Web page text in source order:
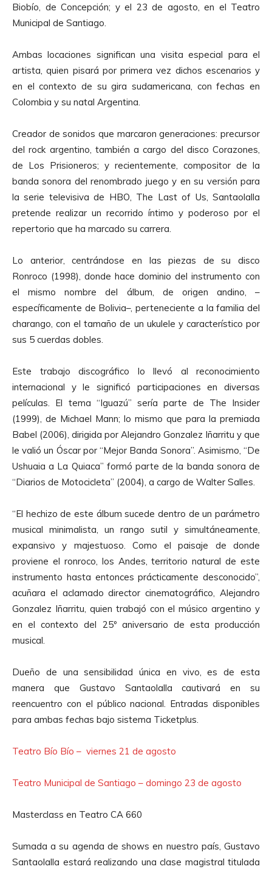
Biobío, de Concepción; y el 23 de agosto, en el Teatro
Municipal de Santiago.
Ambas locaciones significan una visita especial para el
artista, quien pisará por primera vez dichos escenarios y
en el contexto de su gira sudamericana, con fechas en
Colombia y su natal Argentina.
Creador de sonidos que marcaron generaciones: precursor
del rock argentino, también a cargo del disco Corazones,
de Los Prisioneros; y recientemente, compositor de la
banda sonora del renombrado juego y en su versión para
la serie televisiva de HBO, The Last of Us, Santaolalla
pretende realizar un recorrido íntimo y poderoso por el
repertorio que ha marcado su carrera.
Lo anterior, centrándose en las piezas de su disco
Ronroco (1998), donde hace dominio del instrumento con
el mismo nombre del álbum, de origen andino, –
específicamente de Bolivia–, perteneciente a la familia del
charango, con el tamaño de un ukulele y característico por
sus 5 cuerdas dobles.
Este trabajo discográfico lo llevó al reconocimiento
internacional y le significó participaciones en diversas
películas. El tema “Iguazú” sería parte de The Insider
(1999), de Michael Mann; lo mismo que para la premiada
Babel (2006), dirigida por Alejandro Gonzalez Iñarritu y que
le valió un Óscar por “Mejor Banda Sonora”. Asimismo, “De
Ushuaia a La Quiaca” formó parte de la banda sonora de
“Diarios de Motocicleta” (2004), a cargo de Walter Salles.
“El hechizo de este álbum sucede dentro de un parámetro
musical minimalista, un rango sutil y simultáneamente,
expansivo y majestuoso. Como el paisaje de donde
proviene el ronroco, los Andes, territorio natural de este
instrumento hasta entonces prácticamente desconocido”,
acuñara el aclamado director cinematográfico, Alejandro
Gonzalez Iñarritu, quien trabajó con el músico argentino y
en el contexto del 25º aniversario de esta producción
musical.
Dueño de una sensibilidad única en vivo, es de esta
manera que Gustavo Santaolalla cautivará en su
reencuentro con el público nacional. Entradas disponibles
para ambas fechas bajo sistema Ticketplus.
Teatro Bío Bío – viernes 21 de agosto
Teatro Municipal de Santiago – domingo 23 de agosto
Masterclass en Teatro CA 660
Sumada a su agenda de shows en nuestro país, Gustavo
Santaolalla estará realizando una clase magistral titulada